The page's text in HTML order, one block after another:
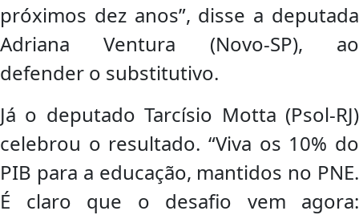
próximos dez anos”, disse a deputada
Adriana Ventura (Novo-SP), ao
defender o substitutivo.
Já o deputado Tarcísio Motta (Psol-RJ)
celebrou o resultado. “Viva os 10% do
PIB para a educação, mantidos no PNE.
É claro que o desafio vem agora: